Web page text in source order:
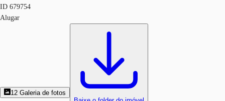
ID 679754
Alugar
12 Galeria de fotos